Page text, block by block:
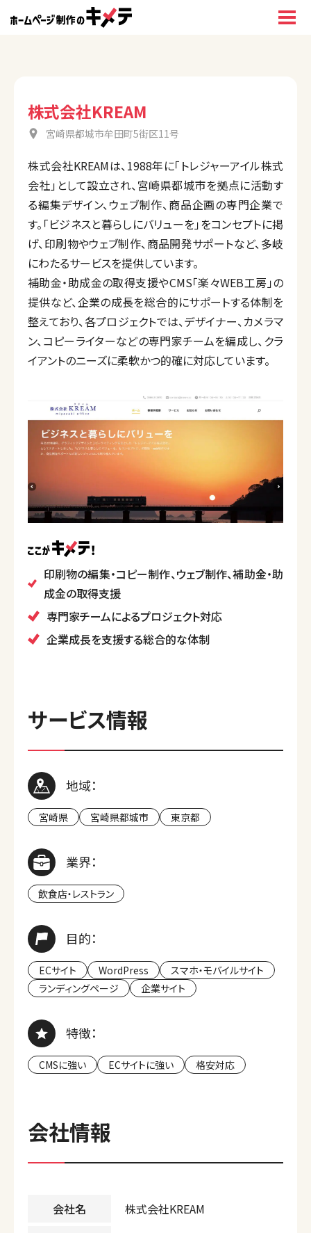
株式会社KREAM
宮崎県都城市牟田町5街区11号
株式会社KREAMは、1988年に「トレジャーアイル株式
会社」として設立され、宮崎県都城市を拠点に活動す
る編集デザイン、ウェブ制作、商品企画の専門企業で
す。「ビジネスと暮らしにバリューを」をコンセプトに掲
げ、印刷物やウェブ制作、商品開発サポートなど、多岐
にわたるサービスを提供しています。
補助金・助成金の取得支援やCMS「楽々WEB工房」の
提供など、企業の成長を総合的にサポートする体制を
整えており、各プロジェクトでは、デザイナー、カメラマ
ン、コピーライターなどの専門家チームを編成し、クラ
イアントのニーズに柔軟かつ的確に対応しています。
印刷物の編集・コピー制作、ウェブ制作、補助金・助
成金の取得支援
専門家チームによるプロジェクト対応
企業成長を支援する総合的な体制
サービス情報
地域：
宮崎県 宮崎県都城市 東京都
業界：
飲食店・レストラン
目的：
ECサイト WordPress
スマホ・モバイルサイト
ランディングページ
企業サイト
特徴：
CMSに強い ECサイトに強い 格安対応
会社情報
会社名
株式会社KREAM